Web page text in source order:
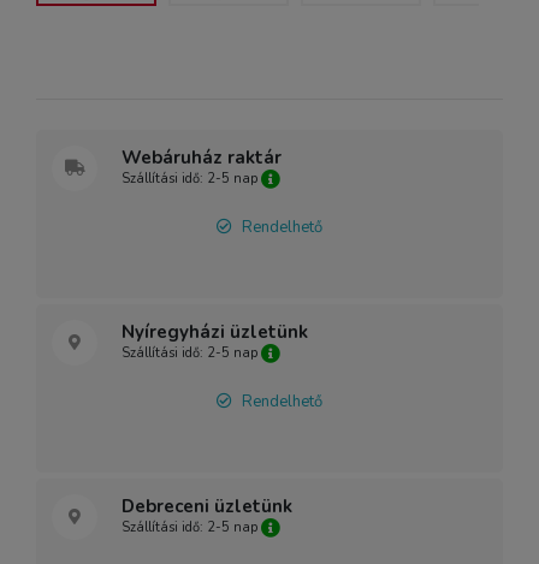
Webáruház raktár
Szállítási idő: 2-5 nap
Rendelhető
Nyíregyházi üzletünk
Szállítási idő: 2-5 nap
Rendelhető
Debreceni üzletünk
Szállítási idő: 2-5 nap